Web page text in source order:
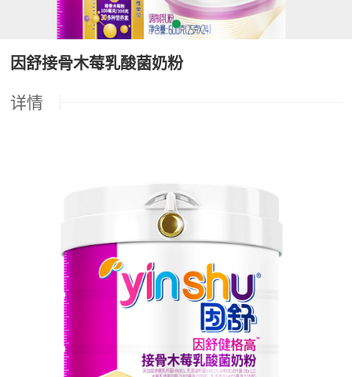
因舒接骨木莓乳酸菌奶粉
详情